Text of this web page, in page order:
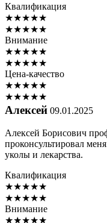
Квалификация
★★★★★
★★★★★
Внимание
★★★★★
★★★★★
Цена-качество
★★★★★
★★★★★
Алексей 09.01.2025
Алексей Борисович
проконсультировал
уколы и лекарства.
Квалификация
★★★★★
★★★★★
Внимание
★★★★★